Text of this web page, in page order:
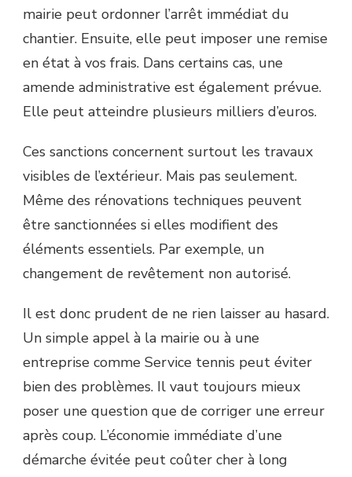
mairie peut ordonner l’arrêt immédiat du
chantier. Ensuite, elle peut imposer une remise
en état à vos frais. Dans certains cas, une
amende administrative est également prévue.
Elle peut atteindre plusieurs milliers d’euros.
Ces sanctions concernent surtout les travaux
visibles de l’extérieur. Mais pas seulement.
Même des rénovations techniques peuvent
être sanctionnées si elles modifient des
éléments essentiels. Par exemple, un
changement de revêtement non autorisé.
Il est donc prudent de ne rien laisser au hasard.
Un simple appel à la mairie ou à une
entreprise comme Service tennis peut éviter
bien des problèmes. Il vaut toujours mieux
poser une question que de corriger une erreur
après coup. L’économie immédiate d’une
démarche évitée peut coûter cher à long